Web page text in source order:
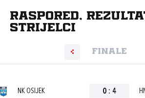
Raspored,
strijelci
Finale
NK OSIJEK 0 : 4